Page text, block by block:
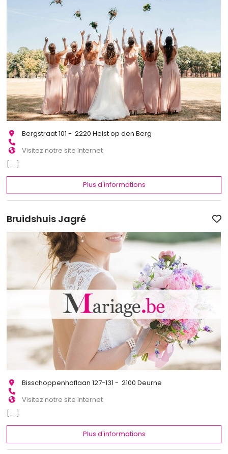
Bergstraat 101 - 2220 Heist op den Berg
Visitez notre site Internet
[...]
Plus d'informations
Bruidshuis Jagré
Bisschoppenhoflaan 127-131 - 2100 Deurne
Visitez notre site Internet
[...]
Plus d'informations